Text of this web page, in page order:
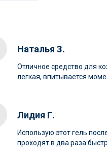
Наталья З.
Отличное средство для
легкая, впитывается
Лидия Г.
Использую этот гель
проходят в два раза